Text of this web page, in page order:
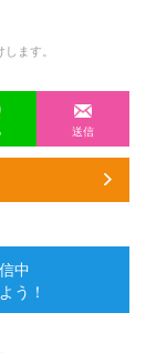
ます。
送信
中
う！